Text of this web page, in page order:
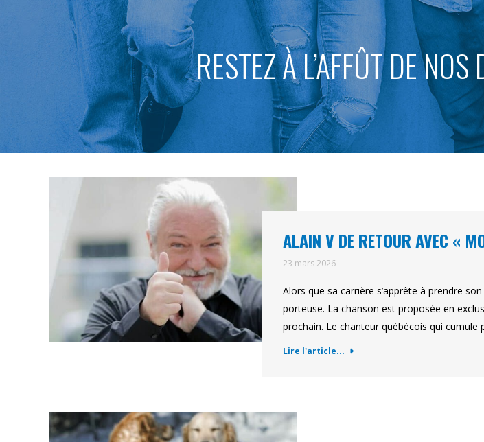
RESTEZ À L’AFFÛT DE
ALAIN V DE RETOUR AVEC «
23 mars 2026
Alors que sa carrière s’apprête à prendre
porteuse. La chanson est proposée en
prochain. Le chanteur québécois qui cumule
Lire l'article...